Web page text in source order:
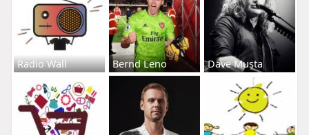
Radio Wall Bernd Leno Dave Musta